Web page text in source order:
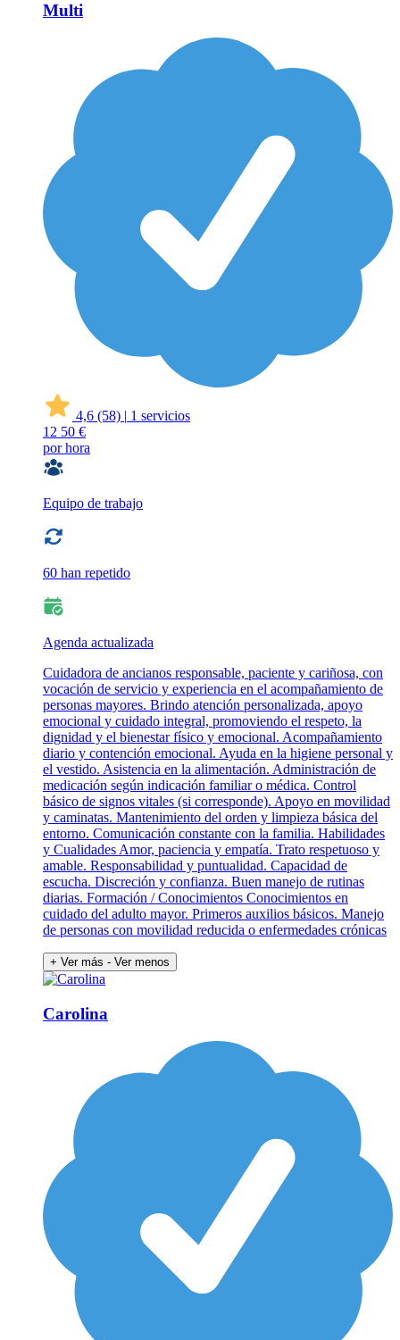
Multi
4,6 (58) | 1 servicios
12 50 €
por hora
Equipo de trabajo
60 han repetido
Agenda actualizada
Cuidadora de ancianos responsable, paciente y cariñosa, con
vocación de servicio y experiencia en el acompañamiento de
personas mayores. Brindo atención personalizada, apoyo
emocional y cuidado integral, promoviendo el respeto, la
dignidad y el bienestar físico y emocional. Acompañamiento
diario y contención emocional. Ayuda en la higiene personal y
el vestido. Asistencia en la alimentación. Administración de
medicación según indicación familiar o médica. Control
básico de signos vitales (si corresponde). Apoyo en movilidad
y caminatas. Mantenimiento del orden y limpieza básica del
entorno. Comunicación constante con la familia. Habilidades
y Cualidades Amor, paciencia y empatía. Trato respetuoso y
amable. Responsabilidad y puntualidad. Capacidad de
escucha. Discreción y confianza. Buen manejo de rutinas
diarias. Formación / Conocimientos Conocimientos en
cuidado del adulto mayor. Primeros auxilios básicos. Manejo
de personas con movilidad reducida o enfermedades crónicas
+ Ver más - Ver menos
Carolina